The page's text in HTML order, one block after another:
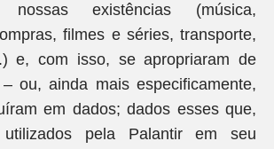
existências (música,
filmes e séries, transporte,
e, com isso, se apropriaram de
ou, ainda mais especificamente,
em dados; dados esses que,
pela Palantir em seu